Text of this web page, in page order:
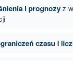
i prognozyz
czasu i